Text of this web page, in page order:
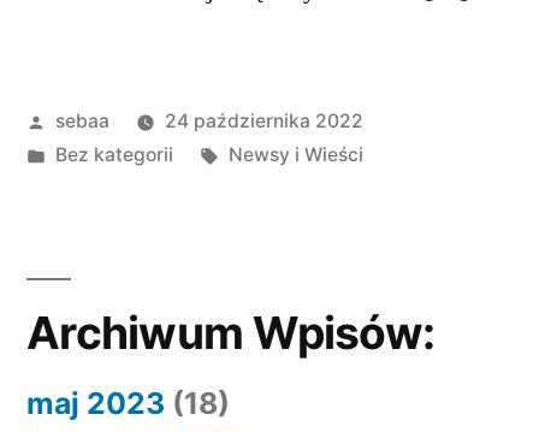
Posted
by
sebaa
24 października 2022
Posted
Bez kategorii Tagi:
Newsy i Wieści
Archiwum Wpisów:
maj 2023 (18)